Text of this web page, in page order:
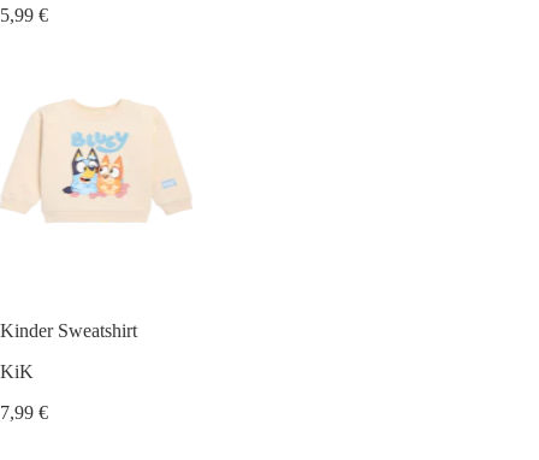
5,99 €
Kinder Sweatshirt
KiK
7,99 €